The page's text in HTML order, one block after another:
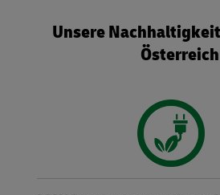
Unsere
Österreich